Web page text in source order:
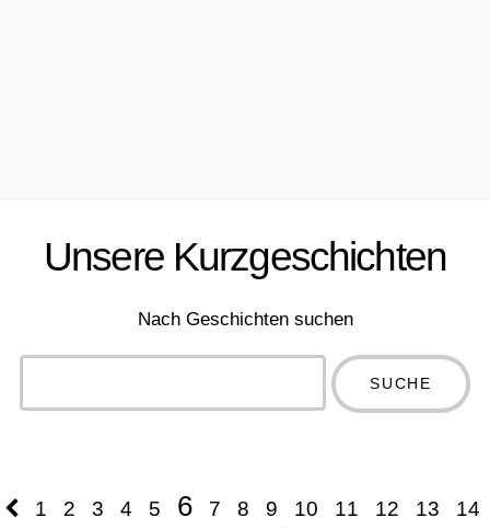
Unsere Kurzgeschichten
Nach Geschichten suchen
Type 2 or
1 2 3 4 5 6 7 8 9 10 11 12 13
14